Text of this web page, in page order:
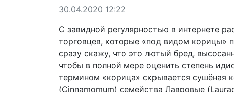
30.04.2020 12:22
С завидной регулярностью в интернете
торговцев, которые «под видом корицы»
сразу скажу, что это лютый бред,
чтобы в полной мере оценить степень
термином «корица» скрывается сушёная
(Cinnamomum) семейства Лавровые